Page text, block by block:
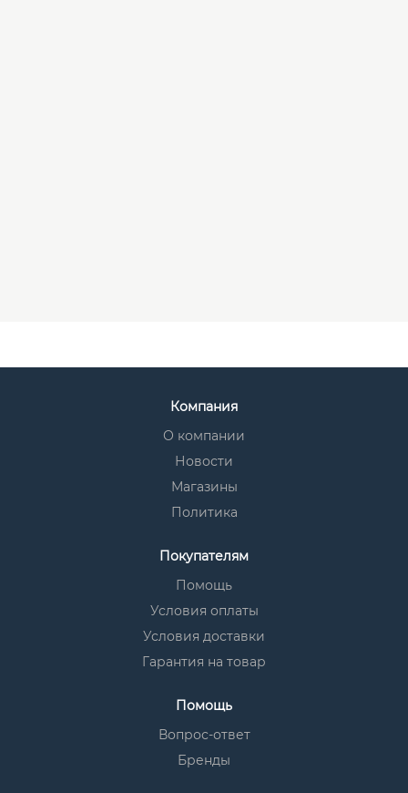
Компания
О компании
Новости
Магазины
Политика
Покупателям
Помощь
Условия оплаты
Условия доставки
Гарантия на товар
Помощь
Вопрос-ответ
Бренды